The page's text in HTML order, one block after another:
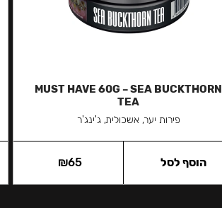
MUST HAVE 60G – SEA BUCKTHORN
TEA
פירות יער, אשכולית, ג'ינג'ר
₪65 הוסף לסל